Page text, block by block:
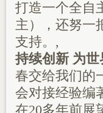
打造一个全自
主），还努一
支持。,
持续创新 为
春交给我们的
会对接经验编
在20多年前展